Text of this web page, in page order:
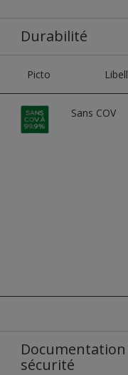
Durabilité
Picto
Sans COV
sécurité